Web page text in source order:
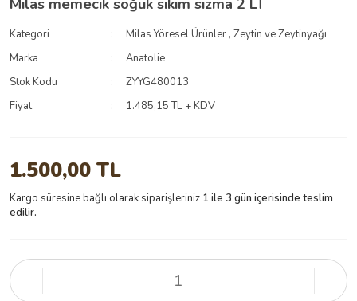
Milas memecik soğuk sıkım sızma 2 LT
Kategori Milas Yöresel Ürünler ,Zeytin ve Zeytinyağı
Marka
Anatolie
Stok Kodu
ZYYG480013
Fiyat
1.485,15 TL + KDV
1.500,00 TL
Kargo süresine bağlı olarak siparişleriniz 1 ile 3 gün içerisinde teslim
edilir.